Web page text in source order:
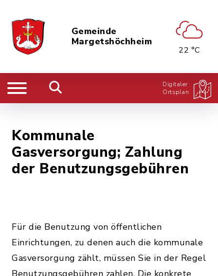
Gemeinde
Margetshöchheim
22 °C
Digitaler
Ortsplan
Kommunale
Gasversorgung; Zahlung
der Benutzungsgebühren
Für die Benutzung von öffentlichen
Einrichtungen, zu denen auch die kommunale
Gasversorgung zählt, müssen Sie in der Regel
Benutzungsgebühren zahlen. Die konkrete